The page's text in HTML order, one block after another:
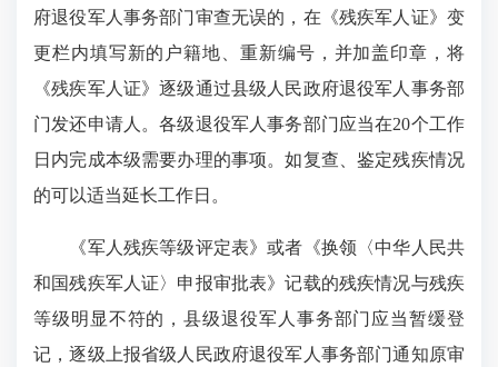
府退役军人事务部门审查无误的，在《残疾军人证》变
更栏内填写新的户籍地、重新编号，并加盖印章，将
《残疾军人证》逐级通过县级人民政府退役军人事务部
门发还申请人。各级退役军人事务部门应当在20个工作
日内完成本级需要办理的事项。如复查、鉴定残疾情况
的可以适当延长工作日。
《军人残疾等级评定表》或者《换领〈中华人民共
和国残疾军人证〉申报审批表》记载的残疾情况与残疾
等级明显不符的，县级退役军人事务部门应当暂缓登
记，逐级上报省级人民政府退役军人事务部门通知原审